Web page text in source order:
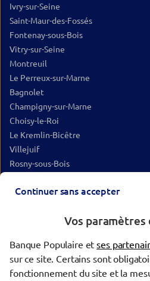
Ivry-sur-Seine
Saint-Maur-des-Fossés
Fontenay-sous-Bois
Vitry-sur-Seine
Montreuil
Le Perreux-sur-Marne
Bagnolet
Champigny-sur-Marne
Choisy-le-Roi
Le Kremlin-Bicêtre
Villejuif
Rosny-sous-Bois
Les Lilas
Arcueil
Noisy-le-Sec
Paris
Continuer sans accepter
Vos paramètres
Banque Populaire etses
sur ce site. Certains sont
fonctionnement du site et la